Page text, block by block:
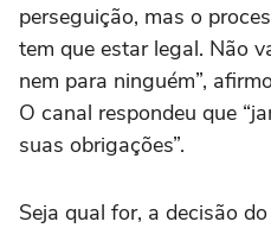
perseguição, mas o
tem que estar legal. Não
nem para ninguém”,
O canal respondeu que
suas obrigações”.
Seja qual for, a decisão